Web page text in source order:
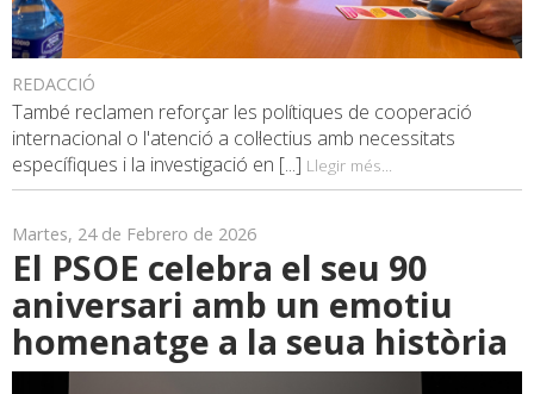
REDACCIÓ
També reclamen reforçar les polítiques de cooperació
internacional o l'atenció a col·lectius amb necessitats
específiques i la investigació en [...] Llegir més...
Martes, 24 de Febrero de 2026
El PSOE celebra el seu 90
aniversari amb un emotiu
homenatge a la seua història